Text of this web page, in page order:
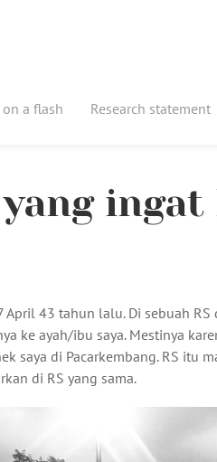
on a flash Research statement
ingat
43 tahun lalu. Di sebuah
ke ayah/ibu saya. Mestinya
saya di Pacarkembang. RS itu
di RS yang sama.